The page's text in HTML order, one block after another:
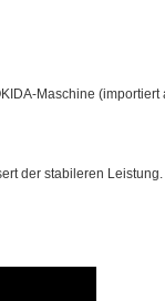
Maschine
der stabileren Leistung.